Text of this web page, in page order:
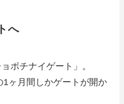
へ
ボチナイゲート」。
ヶ月間しかゲートが開か